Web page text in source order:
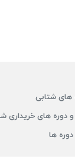
های شتابی
های خریداری
ها